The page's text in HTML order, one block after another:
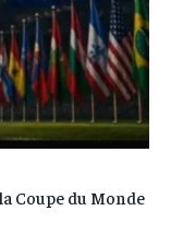
Coupe du Monde